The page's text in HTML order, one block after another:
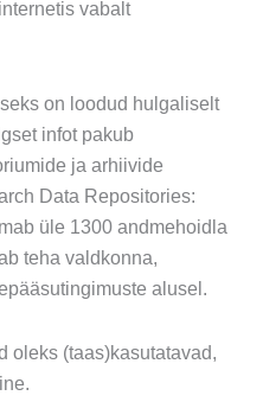
vabalt
on loodud hulgaliselt
infot pakub
ja arhiivide
Data Repositories:
üle 1300 andmehoidla
teha valdkonna,
alusel.
oleks (taas)kasutatavad,